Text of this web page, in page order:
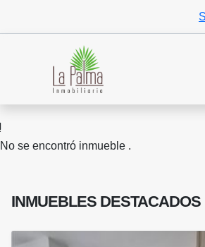
No se encontró inmueble .
INMUEBLES DESTACADOS